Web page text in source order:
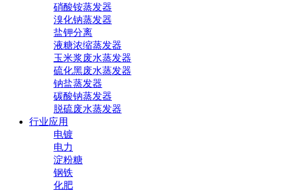
硝酸铵蒸发器
溴化钠蒸发器
盐钾分离
液糖浓缩蒸发器
玉米浆废水蒸发器
硫化黑废水蒸发器
钠盐蒸发器
碳酸钠蒸发器
脱硫废水蒸发器
行业应用
电镀
电力
淀粉糖
钢铁
化肥